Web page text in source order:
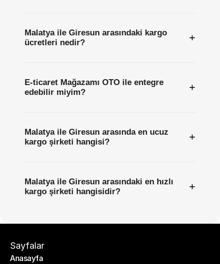
Malatya ile Giresun arasındaki kargo
ücretleri nedir?
+
E-ticaret Mağazamı OTO ile entegre
edebilir miyim?
+
Malatya ile Giresun arasında en ucuz
kargo şirketi hangisi?
+
Malatya ile Giresun arasındaki en hızlı
kargo şirketi hangisidir?
+
Sayfalar
Anasayfa